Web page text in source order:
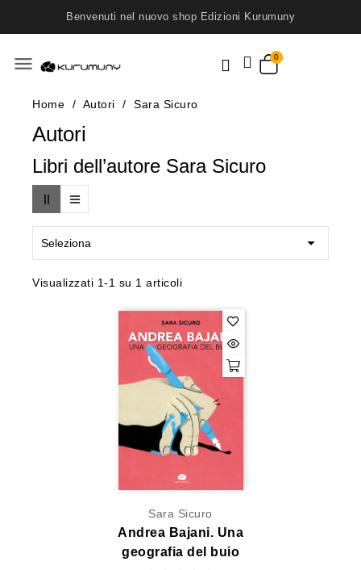
Benvenuti nel nuovo shop Edizioni Kurumuny
menu
Home Autori Sara Sicuro
Autori
Libri dell’autore Sara Sicuro
Seleziona 
Visualizzati 1-1 su 1 articoli
Sara Sicuro
Andrea Bajani. Una
geografia del buio